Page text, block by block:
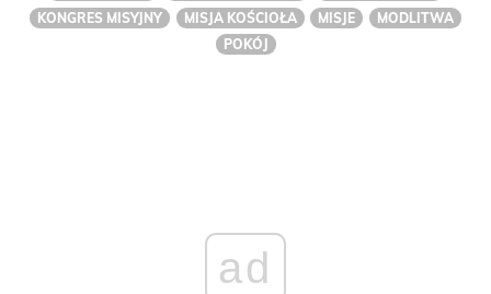
KONGRES MISYJNY
MISJA KOŚCIOŁA MISJE
MODLITWA
POKÓJ
ad